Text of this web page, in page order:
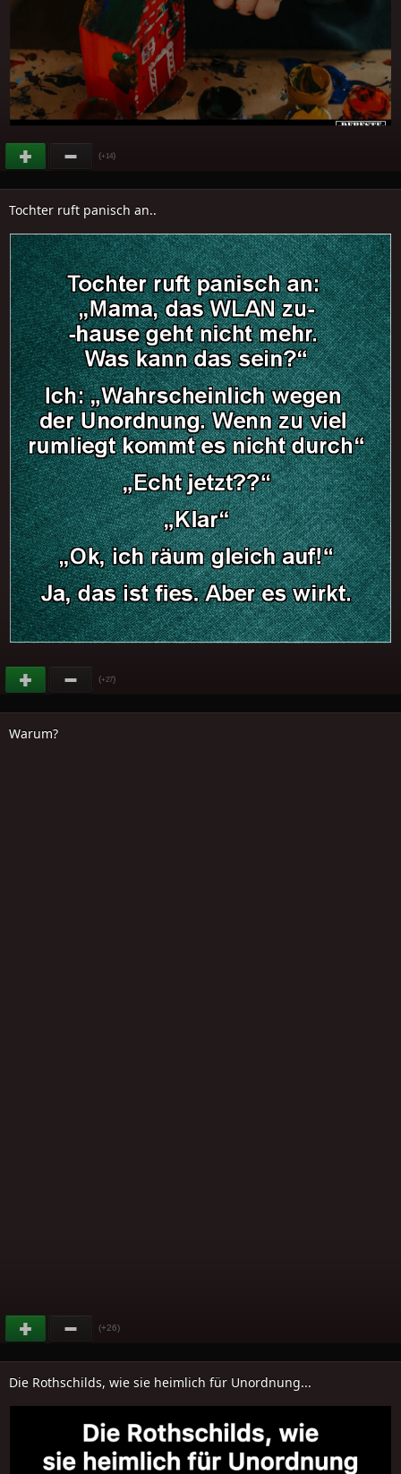
(+14)
Tochter ruft panisch an..
(+27)
Warum?
(+26)
Die Rothschilds, wie sie heimlich für Unordnung...